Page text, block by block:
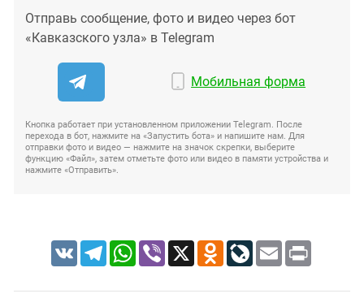
Отправь сообщение, фото и видео через бот
«Кавказского узла» в Telegram
Мобильная форма
Кнопка работает при установленном приложении Telegram. После
перехода в бот, нажмите на «Запустить бота» и напишите нам. Для
отправки фото и видео — нажмите на значок скрепки, выберите
функцию «Файл», затем отметьте фото или видео в памяти устройства и
нажмите «Отправить».
VK TelegramWhatsApp
Viber X Odnoklassniki
LiveJournal
Email Print